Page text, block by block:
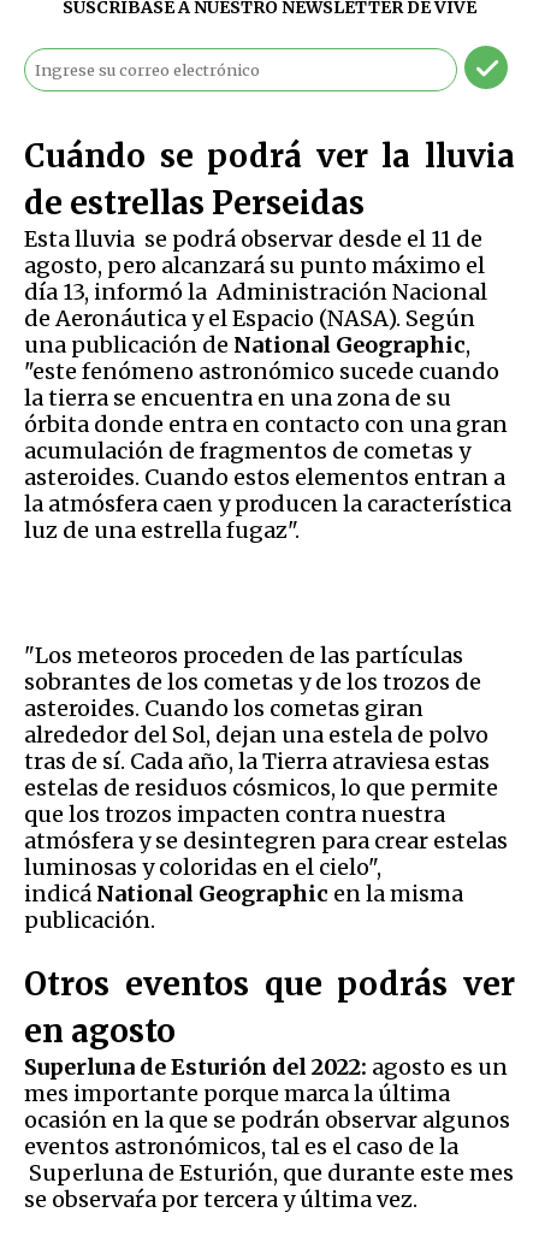
SUSCRÍBASE A NUESTRO NEWSLETTER DEVIVE
Cuándo se podrá ver la lluvia
de estrellas Perseidas
Esta lluvia se podrá observar desde el 11 de
agosto, pero alcanzará su punto máximo el
día 13, informó la Administración Nacional
de Aeronáutica y el Espacio (NASA). Según
una publicación de National Geographic,
"este fenómeno astronómico sucede cuando
la tierra se encuentra en una zona de su
órbita donde entra en contacto con una gran
acumulación de fragmentos de cometas y
asteroides. Cuando estos elementos entran a
la atmósfera caen y producen la característica
luz de una estrella fugaz".
"Los meteoros proceden de las partículas
sobrantes de los cometas y de los trozos de
asteroides. Cuando los cometas giran
alrededor del Sol, dejan una estela de polvo
tras de sí. Cada año, la Tierra atraviesa estas
estelas de residuos cósmicos, lo que permite
que los trozos impacten contra nuestra
atmósfera y se desintegren para crear estelas
luminosas y coloridas en el cielo",
indicá National Geographic en la misma
publicación.
Otros eventos que podrás ver
en agosto
Superluna de Esturión del 2022: agosto es un
mes importante porque marca la última
ocasión en la que se podrán observar algunos
eventos astronómicos, tal es el caso de la
Superluna de Esturión, que durante este mes
se observaŕa por tercera y última vez.